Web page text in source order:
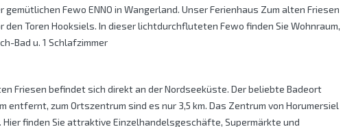
gemütlichen Fewo ENNO in Wangerland. Unser Ferienhaus Zum alten Friesen
Toren Hooksiels. In dieser lichtdurchfluteten Fewo finden Sie Wohnraum,
Bad u. 1 Schlafzimmer
Friesen befindet sich direkt an der Nordseeküste. Der beliebte Badeort
entfernt, zum Ortszentrum sind es nur 3,5 km. Das Zentrum von Horumersiel
finden Sie attraktive Einzelhandelsgeschäfte, Supermärkte und